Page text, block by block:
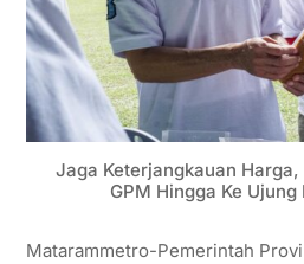
Jaga Keterjangkauan
GPM Hingga Ke
Matarammetro-Pemerintah